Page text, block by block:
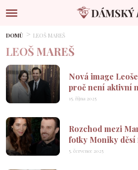
DOMŮ LEOŠ MAREŠ
LEOŠ MAREŠ
Nová image
proč není aktivní
15. října 2025
Rozchod mezi
fotky Moniky děsí
5. července 2025